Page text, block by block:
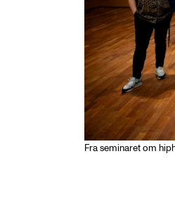
Fra seminaret om